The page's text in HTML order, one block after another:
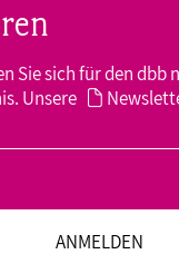
Sie sich für den
Unsere